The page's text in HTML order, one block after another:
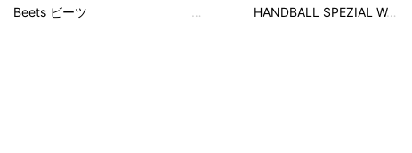
Beets ビーツ
HANDBALL SPEZIAL W